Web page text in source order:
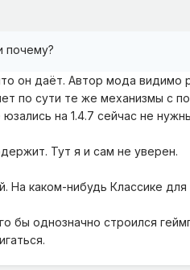
почему?
он даёт. Автор мода
по сути те же механизмы с
на 1.4.7 сейчас не
Тут я и сам не уверен.
На каком-нибудь Классике
бы однозначно строился